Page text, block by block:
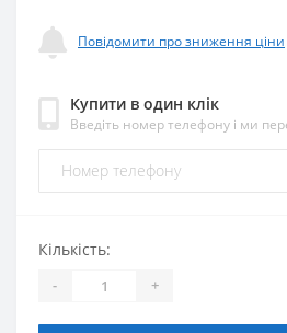
Повідомити про зниження ціни
Купити в один клік
Введіть номер телефону і ми
Кількість:
- +